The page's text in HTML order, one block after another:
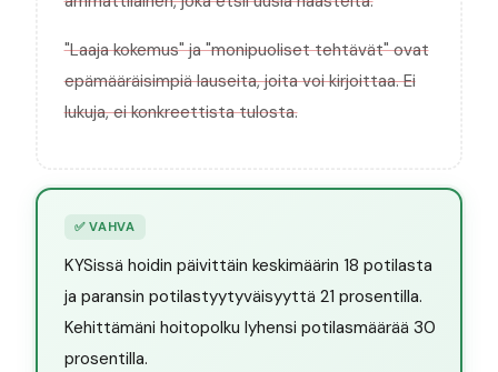
"Laaja kokemus" ja "monipuoliset tehtävät" ovat
epämääräisimpiä lauseita, joita voi kirjoittaa. Ei
lukuja, ei konkreettista tulosta.
✅VAHVA
KYSissä hoidin päivittäin keskimäärin 18 potilasta
ja paransin potilastyytyväisyyttä 21 prosentilla.
Kehittämäni hoitopolku lyhensi potilasmäärää 30
prosentilla.